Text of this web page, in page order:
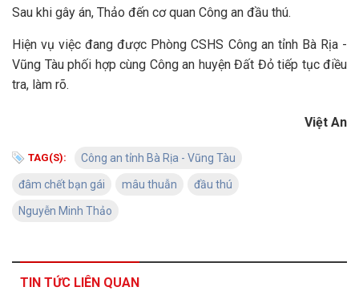
Sau khi gây án, Thảo đến cơ quan Công an đầu thú.
Hiện vụ việc đang được Phòng CSHS Công an tỉnh Bà Rịa -
Vũng Tàu phối hợp cùng Công an huyện Đất Đỏ tiếp tục điều
tra, làm rõ.
Việt An
TAG(S): Công an tỉnh Bà Rịa - Vũng Tàu
đâm chết bạn gái mâu thuẫn đầu thú
Nguyễn Minh Thảo
TIN TỨC LIÊN QUAN